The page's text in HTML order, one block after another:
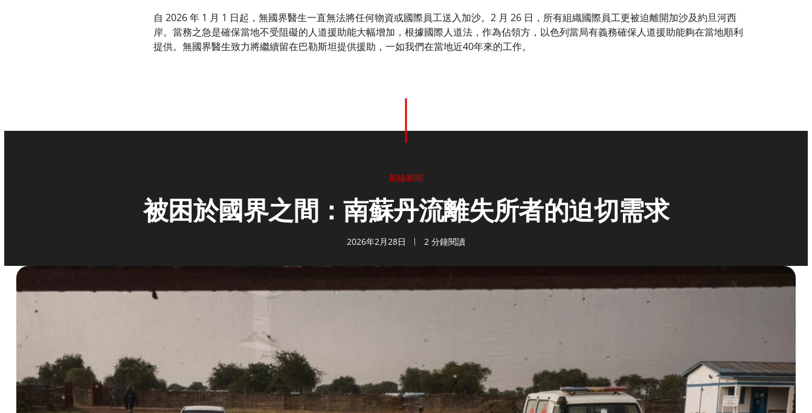
自 2026 年 1 月 1 日起，無國界醫生一直無法將任何物資或國際員工送入加沙。2 月 26 日，所有組織國際員工更被迫離開加沙及約旦河西
岸。當務之急是確保當地不受阻礙的人道援助能大幅增加，根據國際人道法，作為佔領方，以色列當局有義務確保人道援助能夠在當地順利
提供。無國界醫生致力將繼續留在巴勒斯坦提供援助，一如我們在當地近40年來的工作。
前線新聞
被困於國界之間：南蘇丹流離失所者的迫切需求
2026年2月28日 2 分鐘閱讀